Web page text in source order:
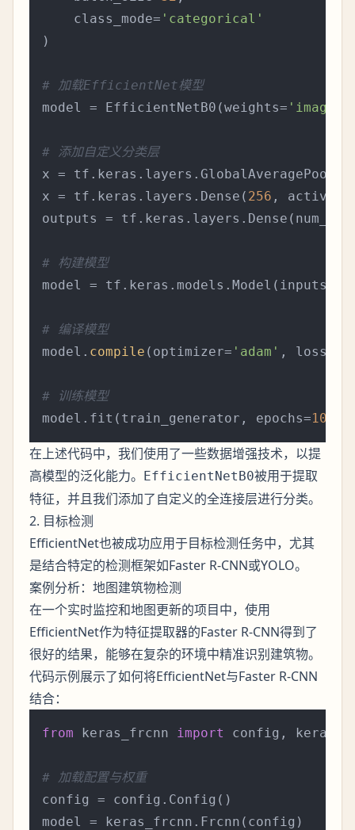
    class_mode=
'categorical'
)
# 加载EfficientNet模型
model = EfficientNetB0(weights=
# 添加自定义分类层
x =
x = tf.keras.layers.Dense( 256 ,
outputs =
# 构建模型
model =
# 编译模型
model. compile (optimizer= 'adam' , loss=
# 训练模型
model.fit(train_generator, epochs=10
在上述代码中，我们使用了一些数据增强技术，以提
高模型的泛化能力。 EfficientNetB0被用于提取
特征，并且我们添加了自定义的全连接层进行分类。
2. 目标检测
EfficientNet也被成功应用于目标检测任务中，尤其
是结合特定的检测框架如Faster R-CNN或YOLO。
案例分析：地图建筑物检测
在一个实时监控和地图更新的项目中，使用
EfficientNet作为特征提取器的Faster R-CNN得到了
很好的结果，能够在复杂的环境中精准识别建筑物。
代码示例展示了如何将EfficientNet与Faster R-CNN
结合：
from keras_frcnn import config,
# 加载配置与权重
config = config.Config()
model = keras_frcnn.Frcnn(config)